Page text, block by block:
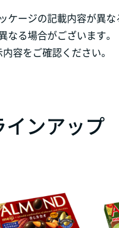
ージの記載内容が異な
なる場合がございます。
容をご確認ください。
インアップ